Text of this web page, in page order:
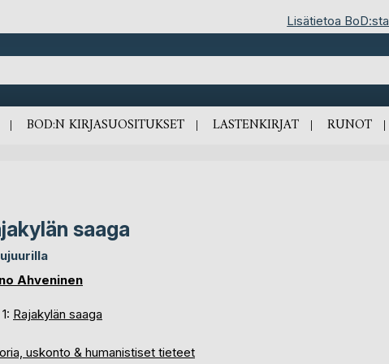
Lisätietoa BoD:sta
BOD:N KIRJASUOSITUKSET LASTENKIRJAT RUNOT
saaga
Ahveninen
Rajakylän saaga
uskonto & humanistiset tieteet